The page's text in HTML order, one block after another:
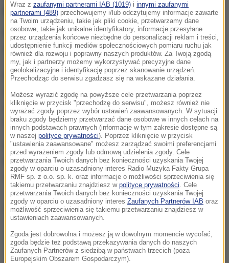
podstawie czerwonej noty wydanej przez Interpol.
Mężczyzna przyleciał do Polski samolotem
rejsowym z Paryża.
Po sprawdzeniu w systemach okazało się, że
cudzoziemiec figuruje jako osoba poszukiwana w
związku z zarzutami popełnienia przestępstwa.
Chodziło o nieumyślne spowodowanie śmierci.
Funkcjonariusze Placówki Straży Granicznej w
Krakowie - Balicach przekazali zatrzymanego
obywatela Turcji funkcjonariuszom policji.
Dalsza część artykułu pod materiałem video:
Wraz z zaufanymi partnerami IAB (1019) i innymi zaufanymi
partnerami (489) przechowujemy i/lub odczytujemy informacje zawarte
na Twoim urządzeniu, takie jak pliki cookie, przetwarzamy dane
osobowe, takie jak unikalne identyfikatory, informacje przesyłane
przez urządzenia końcowe niezbędne do personalizacji reklam i treści,
udostępnienie funkcji mediów społecznościowych pomiaru ruchu jak
również dla rozwoju i poprawny naszych produktów. Za Twoją zgodą
my, jak i partnerzy możemy wykorzystywać precyzyjne dane
geolokalizacyjne i identyfikację poprzez skanowanie urządzeń.
Przechodząc do serwisu zgadzasz się na wskazane działania.
Możesz wyrazić zgodę na powyższe cele przetwarzania poprzez
kliknięcie w przycisk "przechodzę do serwisu", możesz również nie
wyrażać zgody poprzez wybór ustawień zaawansowanych. W sytuacji
braku zgody będziemy przetwarzać dane osobowe w innych celach na
innych podstawach prawnych (informacje w tym zakresie dostępne są
w naszej polityce prywatności). Poprzez kliknięcie w przycisk
"ustawienia zaawansowane" możesz zarządzać swoimi preferencjami
przed wyrażeniem zgody lub odmową udzielenia zgody. Cele
przetwarzania Twoich danych bez konieczności uzyskania Twojej
zgody w oparciu o uzasadniony interes Radio Muzyka Fakty Grupa
RMF sp. z o.o. sp. k. oraz informacje o możliwości sprzeciwienia się
takiemu przetwarzaniu znajdziesz w polityce prywatności . Cele
przetwarzania Twoich danych bez konieczności uzyskania Twojej
zgody w oparciu o uzasadniony interes Zaufanych Partnerów IAB oraz
możliwość sprzeciwienia się takiemu przetwarzaniu znajdziesz w
ustawieniach zaawansowanych.
Zgoda jest dobrowolna i możesz ją w dowolnym momencie wycofać,
zgoda będzie też podstawą przekazywania danych do naszych
Zaufanych Partnerów z siedzibą w państwach trzecich (poza
Europejskim Obszarem Gospodarczym).